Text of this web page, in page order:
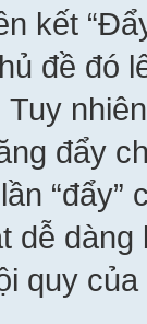
kết
đề đó
đẩy
“đẩy”
dễ
quy